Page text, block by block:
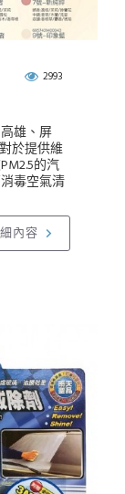
2993
雄、屏
於提供維
的汽
毒空氣清
內容